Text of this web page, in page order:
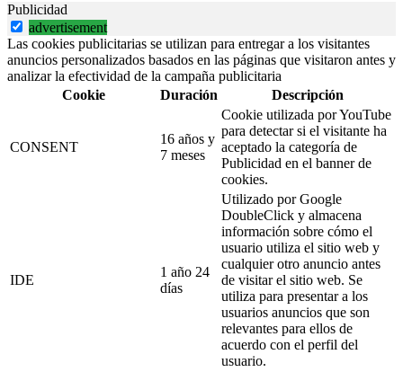
Publicidad
advertisement
Las cookies publicitarias se utilizan para entregar a los visitantes
anuncios personalizados basados en las páginas que visitaron antes y
analizar la efectividad de la campaña publicitaria
Cookie
Duración Descripción
CONSENT
16 años y
7 meses
Cookie utilizada por YouTube
para detectar si el visitante ha
aceptado la categoría de
Publicidad en el banner de
cookies.
IDE
1 año 24
días
Utilizado por Google
DoubleClick y almacena
información sobre cómo el
usuario utiliza el sitio web y
cualquier otro anuncio antes
de visitar el sitio web. Se
utiliza para presentar a los
usuarios anuncios que son
relevantes para ellos de
acuerdo con el perfil del
usuario.